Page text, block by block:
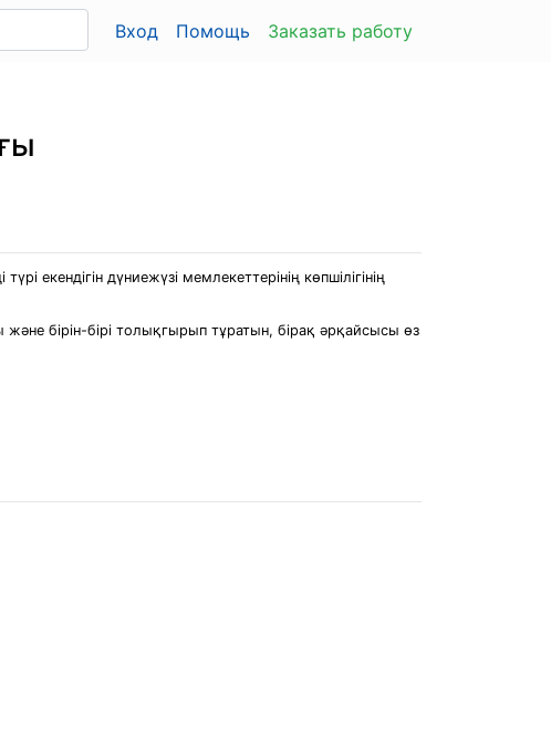
Вход Помощь Заказать работу
екендігін дүниежүзі мемлекеттерінің көпшілігінің
бірін-бірі толықгырып тұратын, бірақ әрқайсысы өз